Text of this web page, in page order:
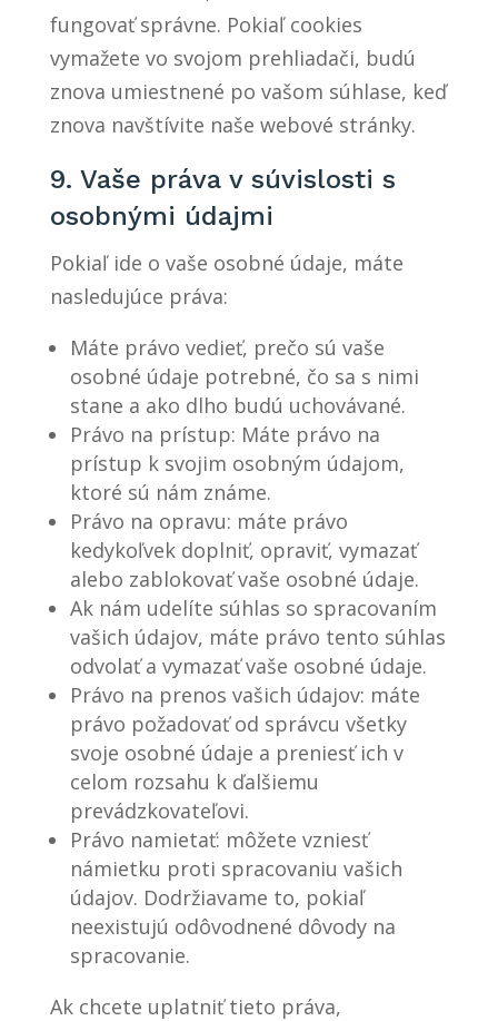
fungovať správne. Pokiaľ cookies
vymažete vo svojom prehliadači, budú
znova umiestnené po vašom súhlase, keď
znova navštívite naše webové stránky.
9. Vaše práva v súvislosti s
osobnými údajmi
Pokiaľ ide o vaše osobné údaje, máte
nasledujúce práva:
Máte právo vedieť, prečo sú vaše
osobné údaje potrebné, čo sa s nimi
stane a ako dlho budú uchovávané.
Právo na prístup: Máte právo na
prístup k svojim osobným údajom,
ktoré sú nám známe.
Právo na opravu: máte právo
kedykoľvek doplniť, opraviť, vymazať
alebo zablokovať vaše osobné údaje.
Ak nám udelíte súhlas so spracovaním
vašich údajov, máte právo tento súhlas
odvolať a vymazať vaše osobné údaje.
Právo na prenos vašich údajov: máte
právo požadovať od správcu všetky
svoje osobné údaje a preniesť ich v
celom rozsahu k ďalšiemu
prevádzkovateľovi.
Právo namietať: môžete vzniesť
námietku proti spracovaniu vašich
údajov. Dodržiavame to, pokiaľ
neexistujú odôvodnené dôvody na
spracovanie.
Ak chcete uplatniť tieto práva,